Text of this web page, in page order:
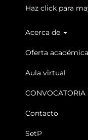
Haz click para
Main
Acerca de
Oferta académica
Aula virtual
CONVOCATORIA
Contacto
SetP